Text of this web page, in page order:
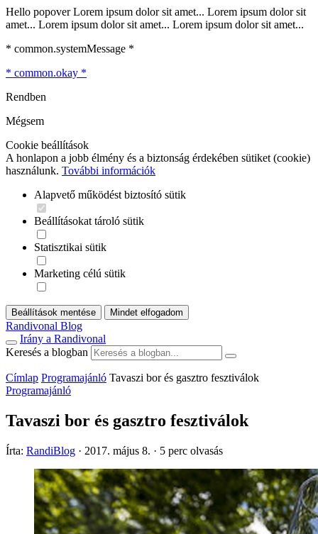
Hello popover Lorem ipsum dolor sit amet... Lorem ipsum dolor sit
amet... Lorem ipsum dolor sit amet... Lorem ipsum dolor sit amet...
* common.systemMessage *
* common.okay *
Rendben
Mégsem
Cookie beállítások
A honlapon a jobb élmény és a biztonság érdekében sütiket (cookie)
használunk. További információk
Alapvető működést biztosító sütik
Beállításokat tároló sütik
Statisztikai sütik
Marketing célú sütik
Beállítások mentése Mindet elfogadom
Randivonal Blog
Irány a Randivonal
Keresés a blogban
Címlap Programajánló Tavaszi bor és gasztro fesztiválok
Programajánló
Tavaszi bor és gasztro fesztiválok
Írta: RandiBlog · 2017. május 8. · 5 perc olvasás